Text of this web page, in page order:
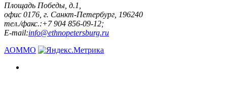
Площадь Победы, д.1,
офис 0176, г. Санкт-Петербург, 196240
тел./факс.:+7 904 856-09-12;
E-mail:info@ethnopetersburg.ru
АОММО